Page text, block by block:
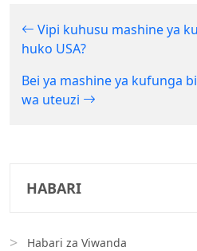
Vipi kuhusu mashine ya
huko USA?
Bei ya mashine ya kufunga
wa uteuzi
HABARI
Habari za Viwanda